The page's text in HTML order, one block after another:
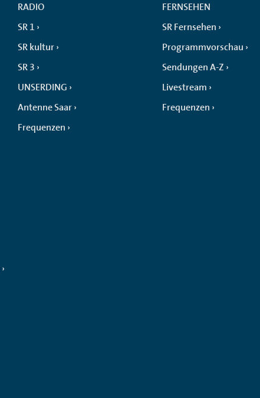
RADIO
SR 1
SR kultur
SR 3
UNSERDING
Antenne Saar
Frequenzen
FERNSEHEN
SR Fernsehen
Programmvorschau
Sendungen A-Z
Livestream
Frequenzen